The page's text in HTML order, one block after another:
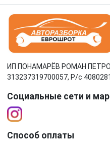
ИП ПОНАМАРЁВ РОМАН
313237319700057, Р/c
Социальные сети и
Способ оплаты